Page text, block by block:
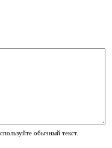
обычный текст.